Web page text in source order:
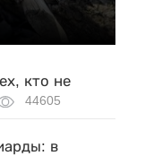
кто не
44605
в